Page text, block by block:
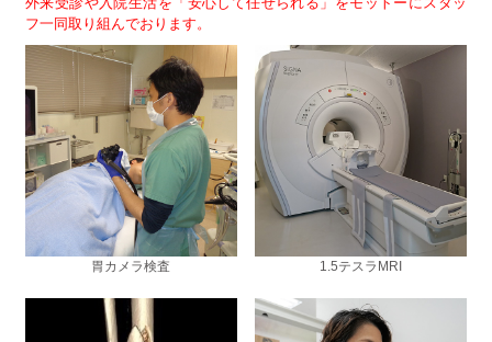
フ一同取り組んでおります。
胃カメラ検査 1.5テスラMRI